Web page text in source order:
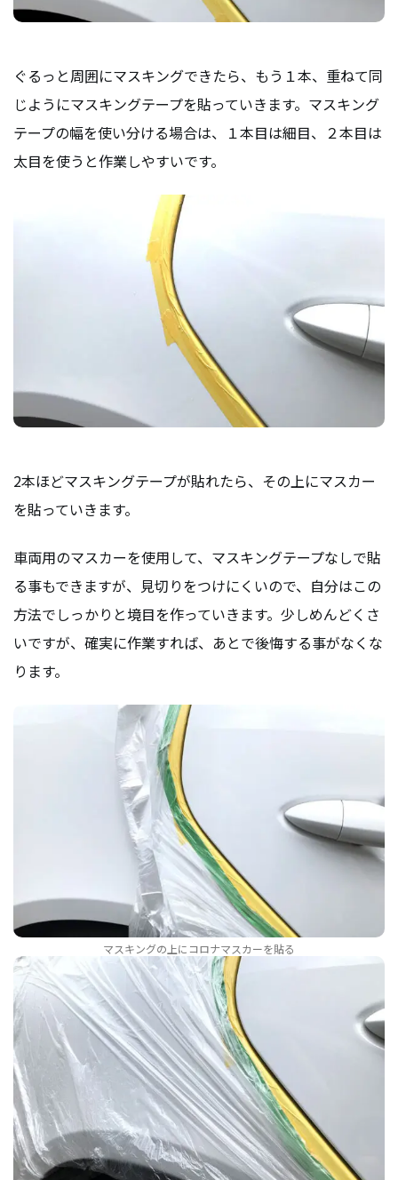
ぐるっと周囲にマスキングできたら、もう１本、重ねて同
じようにマスキングテープを貼っていきます。マスキング
テープの幅を使い分ける場合は、１本目は細目、２本目は
太目を使うと作業しやすいです。
2本ほどマスキングテープが貼れたら、その上にマスカー
を貼っていきます。
車両用のマスカーを使用して、マスキングテープなしで貼
る事もできますが、見切りをつけにくいので、自分はこの
方法でしっかりと境目を作っていきます。少しめんどくさ
いですが、確実に作業すれば、あとで後悔する事がなくな
ります。
マスキングの上にコロナマスカーを貼る